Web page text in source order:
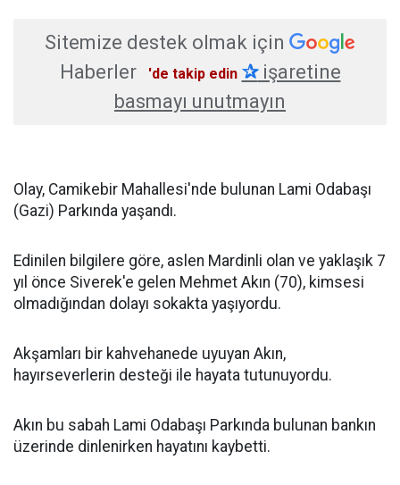
Sitemize destek olmak için
Haberler
'de takip edin ✰işaretine
basmayı unutmayın
Olay, Camikebir Mahallesi'nde bulunan Lami Odabaşı
(Gazi) Parkında yaşandı.
Edinilen bilgilere göre, aslen Mardinli olan ve yaklaşık 7
yıl önce Siverek'e gelen Mehmet Akın (70), kimsesi
olmadığından dolayı sokakta yaşıyordu.
Akşamları bir kahvehanede uyuyan Akın,
hayırseverlerin desteği ile hayata tutunuyordu.
Akın bu sabah Lami Odabaşı Parkında bulunan bankın
üzerinde dinlenirken hayatını kaybetti.